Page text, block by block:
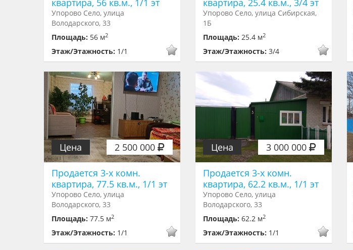
квартира, 56 кв.м., 1/1 эт
Упорово Село, улица
Володарского, 33
Площадь: 56 м2
Этаж/Этажность: 1/1
квартира, 25.4 кв.м., 3/4 эт
Упорово Село, улица Сибирская,
1Б
Площадь: 25.4 м2
Этаж/Этажность: 3/4
2 500 000
Цена
Продается 3-х комн.
квартира, 77.5 кв.м., 1/1 эт
Упорово Село, улица
Володарского, 33
Площадь: 77.5 м2
Этаж/Этажность: 1/1
3 000 000
Цена
Продается 3-х комн.
квартира, 62.2 кв.м., 1/1 эт
Упорово Село, улица
Володарского, 33
Площадь: 62.2 м2
Этаж/Этажность: 1/1